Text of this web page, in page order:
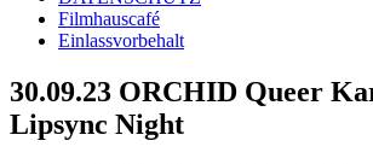
Filmhauscafé
Einlassvorbehalt
30.09.23 ORCHID Queer
Lipsync Night